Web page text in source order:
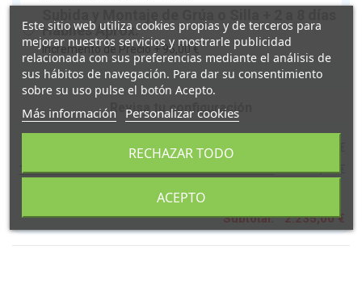
Hábiles Aprox.
Incremento de Precio +95,00 €
Revisa tu configuración
1 x Unidad de : ENTREGA A PIE DE CALLE:
1 x Unidad de : Grúa de Traslado SOLAR 185
Sin Arnés - SIN SUBIDA Y MONTAJE A DOMICILIO
+ 2.235,00 €
Subtotal: 2.235,00 €
Este sitio web utiliza cookies propias y de terceros para
mejorar nuestros servicios y mostrarle publicidad
relacionada con sus preferencias mediante el análisis de
sus hábitos de navegación. Para dar su consentimiento
sobre su uso pulse el botón Acepto.
Más información Personalizar cookies
RECHAZAR TODO
ACEPTO